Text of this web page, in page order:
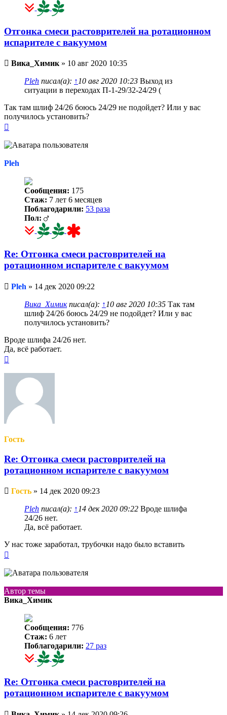
Отгонка смеси растоврителей на ротационном
испарителе с вакуумом
Непрочитанное
сообщение
Вика_Химик » 10 авг 2020 10:35
Pleh писал(а): ↑ 10 авг 2020 10:23 Выход из
ситуации в переходах П-1-29/32-24/29 (
Так там шлиф 24/26 боюсь 24/29 не подойдет? Или у вас
получилось установить?
началу
Pleh
Сообщения: 175
Стаж: 7 лет 6 месяцев
Поблагодарили: 53 раза
Пол:
Re: Отгонка смеси растоврителей на
ротационном испарителе с вакуумом
Непрочитанное
сообщение
Pleh » 14 дек 2020 09:22
Вика_Химикписал(а): ↑ 10 авг 2020 10:35 Так там
шлиф 24/26 боюсь 24/29 не подойдет? Или у вас
получилось установить?
Вроде шлифа 24/26 нет.
Да, всё работает.
началу
Гость
Re: Отгонка смеси растоврителей на
ротационном испарителе с вакуумом
Непрочитанное
Гость » 14 дек 2020 09:23
Pleh писал(а): ↑ 14 дек 2020 09:22 Вроде шлифа
24/26 нет.
Да, всё работает.
У нас тоже заработал, трубочки надо было вставить
началу
Автор темы
Вика_Химик
Сообщения: 776
Стаж: 6 лет
Поблагодарили: 27 раз
Re: Отгонка смеси растоврителей на
ротационном испарителе с вакуумом
Непрочитанное